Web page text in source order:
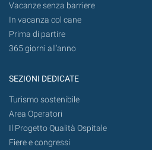
Vacanze senza barriere
In vacanza col cane
Prima di partire
365 giorni all’anno
SEZIONI DEDICATE
Turismo sostenibile
Area Operatori
Il Progetto Qualità Ospitale
Fiere e congressi